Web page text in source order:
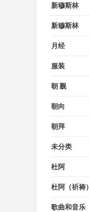
新穆斯林
新穆斯林
月经
服装
朝 觐
朝向
朝拜
未分类
杜阿
杜阿（祈祷）
歌曲和音乐